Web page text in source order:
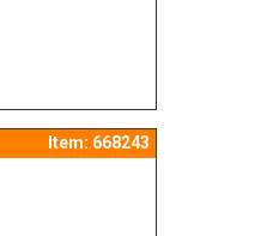
Item: 668243